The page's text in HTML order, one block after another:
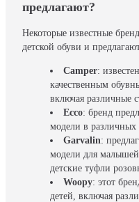
предлагают?
Некоторые известные
детской обуви и
Camper:
качественным
включая различные
Ecco: бренд
модели в различных
Garvalin:
модели для
детские туфли
Woopy: этот
детей, включая